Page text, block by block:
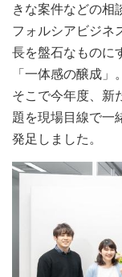
きな案件などの相
フォルシアビジネ
長を盤石なものに
「一体感の醸成」。
そこで今年度、新
題を現場目線で一
発足しました。